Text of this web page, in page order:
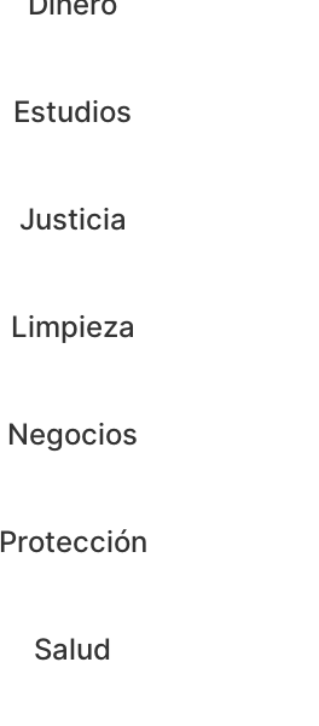
Estudios
Justicia
Limpieza
Negocios
Protección
Salud